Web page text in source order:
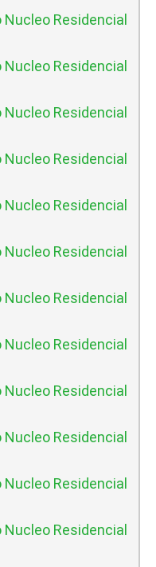
Residencial
Residencial
Residencial
Residencial
Residencial
Residencial
Residencial
Residencial
Residencial
Residencial
Residencial
Residencial